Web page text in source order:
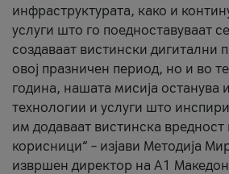
инфраструктурата, како и
услуги што го поедноставуваат
создаваат вистински дигитални
овој празничен период, но и во
година, нашата мисија останува
технологии и услуги што
им додаваат вистинска
корисници“ – изјави Методија
извршен директор на А1